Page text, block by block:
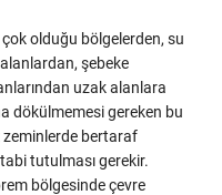
çok olduğu bölgelerden, su
şebeke
uzak alanlara
dökülmemesi gereken bu
zeminlerde bertaraf
tutulması gerekir.
bölgesinde çevre